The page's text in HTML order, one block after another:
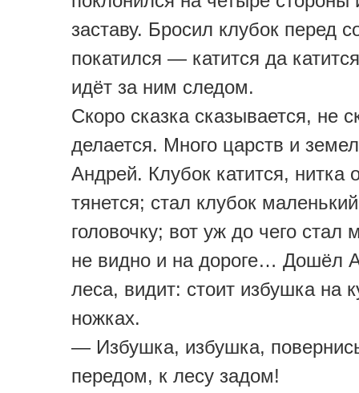
заставу. Бросил клубок перед
покатился — катится да
идёт за ним следом.
Скоро сказка сказывается, не
делается. Много царств и
Андрей. Клубок катится, нитка
тянется; стал клубок
головочку; вот уж до чего стал
не видно и на дороге… Дошёл
леса, видит: стоит избушка на
ножках.
— Избушка, избушка,
передом, к лесу задом!